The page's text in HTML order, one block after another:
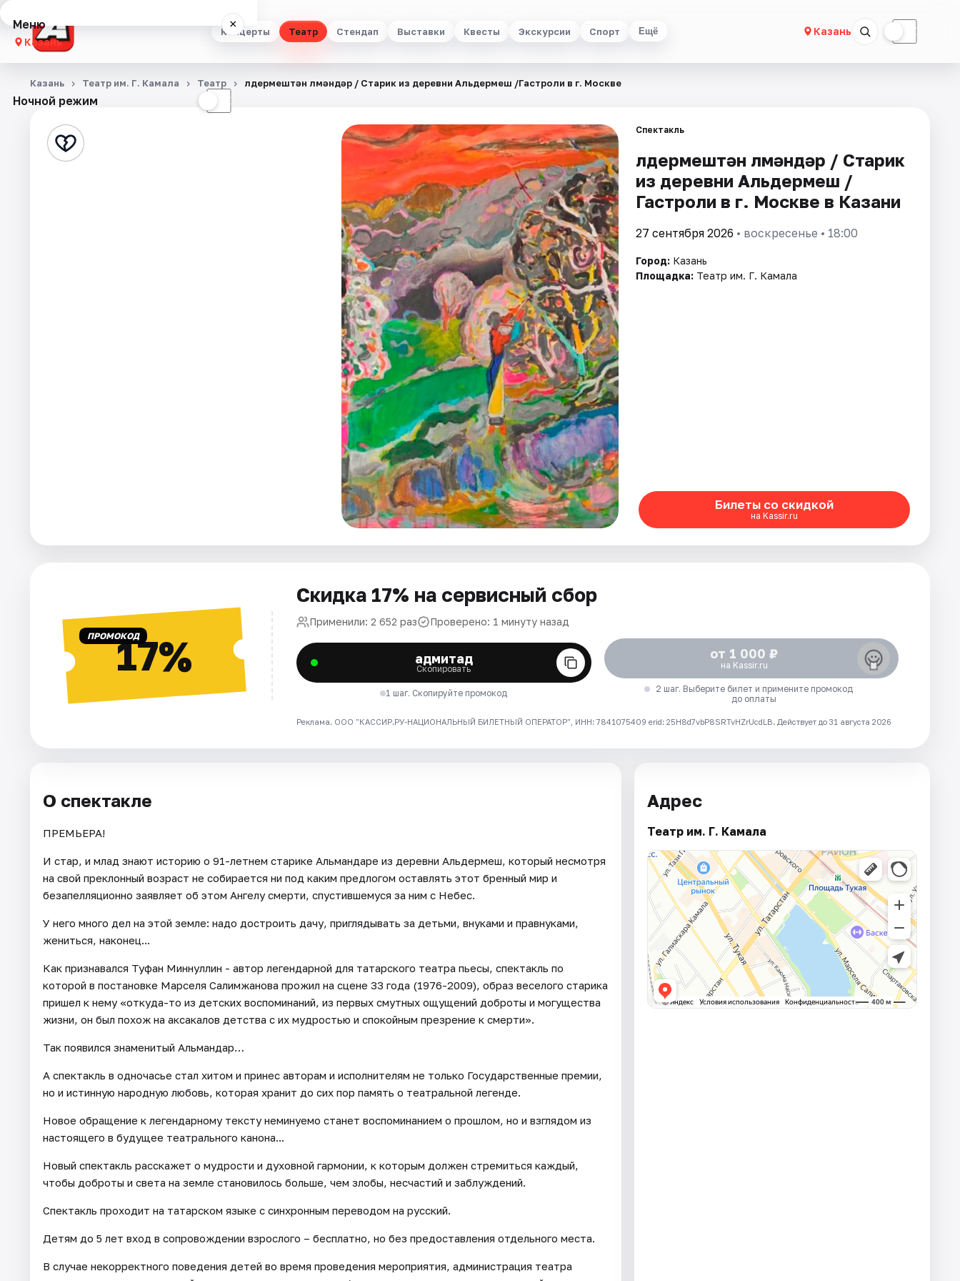
Концерты Театр Стендап Выставки Квесты Экскурсии Спорт Ещё Казань ☾
Меню ×
Казань
Концерты
Стендап
Ночной режим ☾
Казань Театр им. Г. Камала Театр Әлдермештән Әлмәндәр / Старик из деревни Альдермеш /Гастроли в г. Москве
Спектакль
Әлдермештән Әлмәндәр / Старик
из деревни Альдермеш /
Гастроли в г. Москве в Казани
27 сентября 2026 • воскресенье • 18:00
Город: Казань
Площадка: Театр им. Г. Камала
Билеты со скидкой
на Kassir.ru
ПРОМОКОД17%
Скидка 17% на сервисный сбор
Применили: 2 652 раз Проверено: 1 минуту назад
адмитад
Скопировать
1 шаг. Скопируйте промокод
от 1 000 ₽
на Kassir.ru
2 шаг. Выберите билет и примените промокод
до оплаты
Реклама. ООО "КАССИР.РУ-НАЦИОНАЛЬНЫЙ БИЛЕТНЫЙ ОПЕРАТОР", ИНН: 7841075409 erid: 25H8d7vbP8SRTvHZrUcdLB. Действует до 31 августа 2026
О спектакле
ПРЕМЬЕРА!
И стар, и млад знают историю о 91-летнем старике Альмандаре из деревни Альдермеш, который несмотря
на свой преклонный возраст не собирается ни под каким предлогом оставлять этот бренный мир и
безапелляционно заявляет об этом Ангелу смерти, спустившемуся за ним с Небес.
У него много дел на этой земле: надо достроить дачу, приглядывать за детьми, внуками и правнуками,
жениться, наконец...
Как признавался Туфан Миннуллин - автор легендарной для татарского театра пьесы, спектакль по
которой в постановке Марселя Салимжанова прожил на сцене 33 года (1976-2009), образ веселого старика
пришел к нему «откуда-то из детских воспоминаний, из первых смутных ощущений доброты и могущества
жизни, он был похож на аксакалов детства с их мудростью и спокойным презрение к смерти».
Так появился знаменитый Альмандар…
А спектакль в одночасье стал хитом и принес авторам и исполнителям не только Государственные премии,
но и истинную народную любовь, которая хранит до сих пор память о театральной легенде.
Новое обращение к легендарному тексту неминуемо станет воспоминанием о прошлом, но и взглядом из
настоящего в будущее театрального канона...
Новый спектакль расскажет о мудрости и духовной гармонии, к которым должен стремиться каждый,
чтобы доброты и света на земле становилось больше, чем злобы, несчастий и заблуждений.
Спектакль проходит на татарском языке с синхронным переводом на русский.
Детям до 5 лет вход в сопровождении взрослого – бесплатно, но без предоставления отдельного места.
В случае некорректного поведения детей во время проведения мероприятия, администрация театра
Адрес
Театр им. Г. Камала